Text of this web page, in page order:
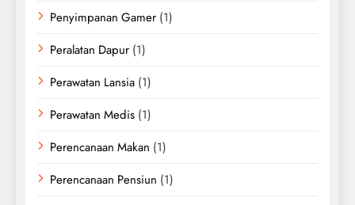
Penyimpanan Gamer (1)
Peralatan Dapur (1)
Perawatan Lansia (1)
Perawatan Medis (1)
Perencanaan Makan (1)
Perencanaan Pensiun (1)